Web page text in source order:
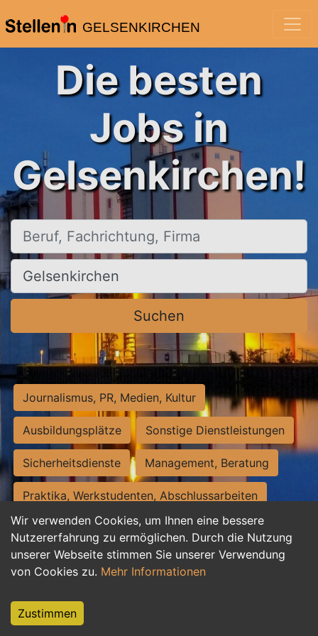
GELSENKIRCHEN
Wir verwenden Cookies, um Ihnen eine bessere
Nutzererfahrung zu ermöglichen. Durch die Nutzung
unserer Webseite stimmen Sie unserer Verwendung
von Cookies zu. Mehr Informationen
Zustimmen
Die besten
Jobs in
Gelsenkirchen!
Beruf, Fachrichtung, Firma
Ort, Stadt
Suchen
Journalismus, PR, Medien, Kultur
Ausbildungsplätze Sonstige Dienstleistungen
Sicherheitsdienste Management, Beratung
Praktika, Werkstudenten, Abschlussarbeiten
Personalwesen Assistenz, Sekretariat
Hilfskräfte, Aushilfs- und Nebenjobs
Weiterbildung, Studium, duale Ausbildung